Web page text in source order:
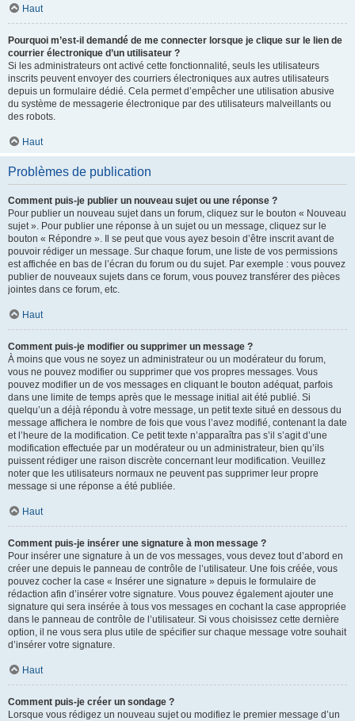
Haut
Pourquoi m’est-il demandé de me connecter lorsque je clique sur le lien de
courrier électronique d’un utilisateur ?
Si les administrateurs ont activé cette fonctionnalité, seuls les utilisateurs
inscrits peuvent envoyer des courriers électroniques aux autres utilisateurs
depuis un formulaire dédié. Cela permet d’empêcher une utilisation abusive
du système de messagerie électronique par des utilisateurs malveillants ou
des robots.
Haut
Problèmes de publication
Comment puis-je publier un nouveau sujet ou une réponse ?
Pour publier un nouveau sujet dans un forum, cliquez sur le bouton « Nouveau
sujet ». Pour publier une réponse à un sujet ou un message, cliquez sur le
bouton « Répondre ». Il se peut que vous ayez besoin d’être inscrit avant de
pouvoir rédiger un message. Sur chaque forum, une liste de vos permissions
est affichée en bas de l’écran du forum ou du sujet. Par exemple : vous pouvez
publier de nouveaux sujets dans ce forum, vous pouvez transférer des pièces
jointes dans ce forum, etc.
Haut
Comment puis-je modifier ou supprimer un message ?
À moins que vous ne soyez un administrateur ou un modérateur du forum,
vous ne pouvez modifier ou supprimer que vos propres messages. Vous
pouvez modifier un de vos messages en cliquant le bouton adéquat, parfois
dans une limite de temps après que le message initial ait été publié. Si
quelqu’un a déjà répondu à votre message, un petit texte situé en dessous du
message affichera le nombre de fois que vous l’avez modifié, contenant la date
et l’heure de la modification. Ce petit texte n’apparaîtra pas s’il s’agit d’une
modification effectuée par un modérateur ou un administrateur, bien qu’ils
puissent rédiger une raison discrète concernant leur modification. Veuillez
noter que les utilisateurs normaux ne peuvent pas supprimer leur propre
message si une réponse a été publiée.
Haut
Comment puis-je insérer une signature à mon message ?
Pour insérer une signature à un de vos messages, vous devez tout d’abord en
créer une depuis le panneau de contrôle de l’utilisateur. Une fois créée, vous
pouvez cocher la case « Insérer une signature » depuis le formulaire de
rédaction afin d’insérer votre signature. Vous pouvez également ajouter une
signature qui sera insérée à tous vos messages en cochant la case appropriée
dans le panneau de contrôle de l’utilisateur. Si vous choisissez cette dernière
option, il ne vous sera plus utile de spécifier sur chaque message votre souhait
d’insérer votre signature.
Haut
Comment puis-je créer un sondage ?
Lorsque vous rédigez un nouveau sujet ou modifiez le premier message d’un